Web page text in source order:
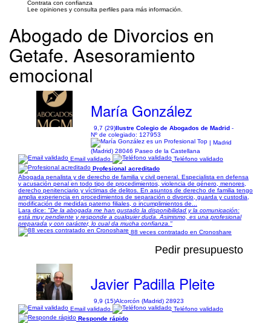
Contrata con confianza
Lee opiniones y consulta perfiles para más información.
Abogado de Divorcios en
Getafe. Asesoramiento
emocional
María González
9,7 (29)Ilustre Colegio de Abogados de Madrid-
Nº de colegiado: 127953
| Madrid
(Madrid) 28046 Paseo de la Castellana
Email validado
Teléfono validado
Profesional acreditado
Abogada penalista y de derecho de familia y civil general. Especialista en defensa
y acusación penal en todo tipo de procedimientos, violencia de género, menores,
derecho penitenciario y víctimas de delitos. En asuntos de derecho de familia tengo
amplia experiencia en procedimientos de separación o divorcio, guarda y custodia,
modificación de medidas paterno filiales, o incumplimientos de...
Lara dice: "De la abogada me han gustado la disponibilidad y la comunicación:
está muy pendiente y responde a cualquier duda. Asimismo, es una profesional
preparada y con carácter, lo cual da mucha confianza."
88 veces contratado en Cronoshare
Pedir presupuesto
Javier Padilla Pleite
9,9 (15)Alcorcón (Madrid) 28923
Email validado
Teléfono validado
Responde rápido